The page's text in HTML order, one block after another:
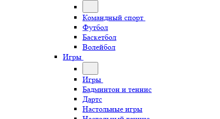
Командный спорт
Футбол
Баскетбол
Волейбол
Игры
Игры
Бадминтон и теннис
Дартс
Настольные игры